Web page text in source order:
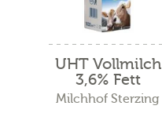
UHT Vollmilch
3,6% Fett
Milchhof Sterzing